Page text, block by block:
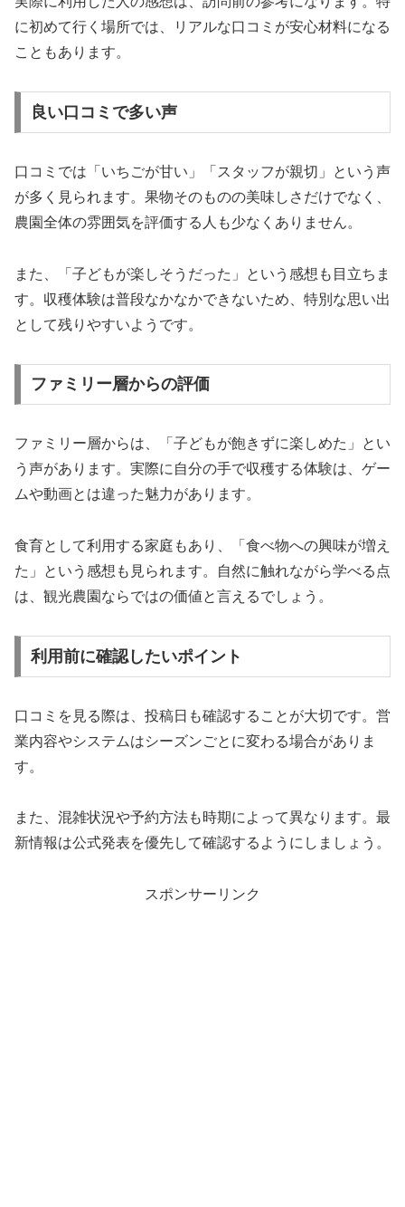
に初めて行く場所では、リアルな口コミが安心材料になる
こともあります。
良い口コミで多い声
口コミでは「いちごが甘い」「スタッフが親切」という声
が多く見られます。果物そのものの美味しさだけでなく、
農園全体の雰囲気を評価する人も少なくありません。
また、「子どもが楽しそうだった」という感想も目立ちま
す。収穫体験は普段なかなかできないため、特別な思い出
として残りやすいようです。
ファミリー層からの評価
ファミリー層からは、「子どもが飽きずに楽しめた」とい
う声があります。実際に自分の手で収穫する体験は、ゲー
ムや動画とは違った魅力があります。
食育として利用する家庭もあり、「食べ物への興味が増え
た」という感想も見られます。自然に触れながら学べる点
は、観光農園ならではの価値と言えるでしょう。
利用前に確認したいポイント
口コミを見る際は、投稿日も確認することが大切です。営
業内容やシステムはシーズンごとに変わる場合がありま
す。
また、混雑状況や予約方法も時期によって異なります。最
新情報は公式発表を優先して確認するようにしましょう。
スポンサーリンク